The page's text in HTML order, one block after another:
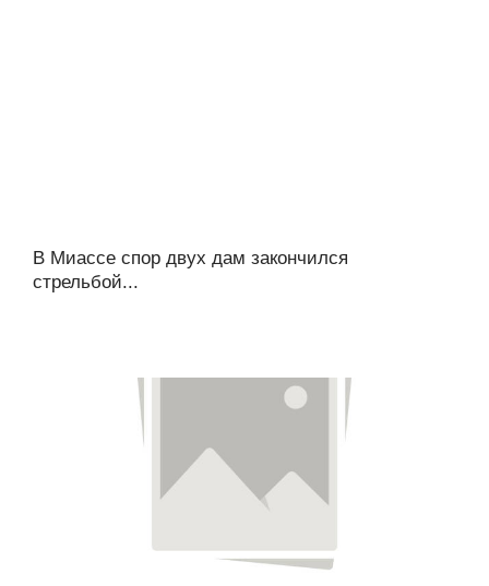
В Миассе спор двух дам закончился
стрельбой...